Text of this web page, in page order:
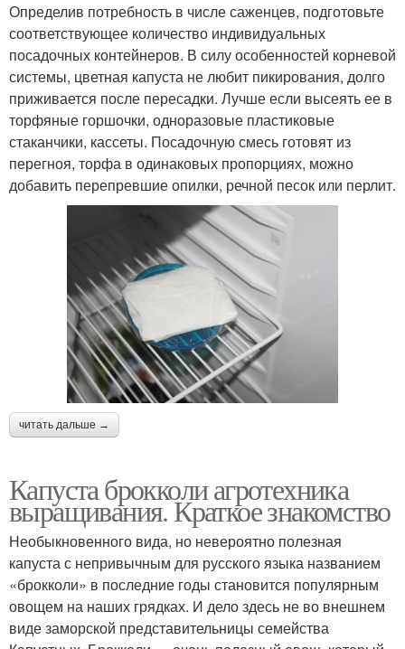
Определив потребность в числе саженцев, подготовьте
соответствующее количество индивидуальных
посадочных контейнеров. В силу особенностей корневой
системы, цветная капуста не любит пикирования, долго
приживается после пересадки. Лучше если высеять ее в
торфяные горшочки, одноразовые пластиковые
стаканчики, кассеты. Посадочную смесь готовят из
перегноя, торфа в одинаковых пропорциях, можно
добавить перепревшие опилки, речной песок или перлит.
читать дальше →
Капуста брокколи агротехника
выращивания. Краткое знакомство
Необыкновенного вида, но невероятно полезная
капуста с непривычным для русского языка названием
«брокколи» в последние годы становится популярным
овощем на наших грядках. И дело здесь не во внешнем
виде заморской представительницы семейства